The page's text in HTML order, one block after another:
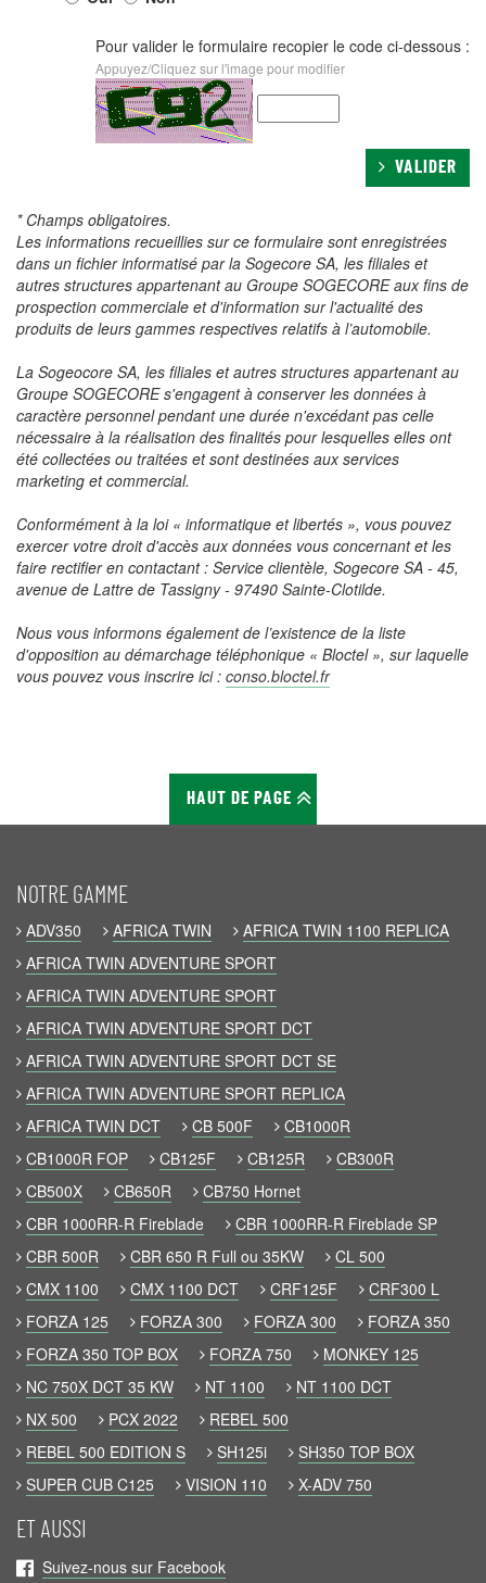
Pour valider le formulaire recopier le code ci-dessous :
Appuyez/Cliquez sur l'image pour modifier
VALIDER
* Champs obligatoires.
Les informations recueillies sur ce formulaire sont enregistrées
dans un fichier informatisé par la Sogecore SA, les filiales et
autres structures appartenant au Groupe SOGECORE aux fins de
prospection commerciale et d'information sur l'actualité des
produits de leurs gammes respectives relatifs à l’automobile.
La Sogeocore SA, les filiales et autres structures appartenant au
Groupe SOGECORE s'engagent à conserver les données à
caractère personnel pendant une durée n'excédant pas celle
nécessaire à la réalisation des finalités pour lesquelles elles ont
été collectées ou traitées et sont destinées aux services
marketing et commercial.
Conformément à la loi « informatique et libertés », vous pouvez
exercer votre droit d'accès aux données vous concernant et les
faire rectifier en contactant : Service clientèle, Sogecore SA - 45,
avenue de Lattre de Tassigny - 97490 Sainte-Clotilde.
Nous vous informons également de l’existence de la liste
d'opposition au démarchage téléphonique « Bloctel », sur laquelle
vous pouvez vous inscrire ici : conso.bloctel.fr
HAUT DE PAGE
NOTRE GAMME
ADV350 AFRICA TWIN
AFRICA TWIN 1100 REPLICA
AFRICA TWIN ADVENTURE SPORT
AFRICA TWIN ADVENTURE SPORT
AFRICA TWIN ADVENTURE SPORT DCT
AFRICA TWIN ADVENTURE SPORT DCT SE
AFRICA TWIN ADVENTURE SPORT REPLICA
AFRICA TWIN DCT
CB 500F
CB1000R
CB1000R FOP
CB125F CB125R
CB300R
CB500X
CB650R
CB750 Hornet
CBR 1000RR-R Fireblade
CBR 1000RR-R Fireblade SP
CBR 500R
CBR 650 R Full ou 35KW
CL 500
CMX 1100
CMX 1100 DCT CRF125F
CRF300 L
FORZA 125
FORZA 300 FORZA 300
FORZA 350
FORZA 350 TOP BOX
FORZA 750
MONKEY 125
NC 750X DCT 35 KW
NT 1100
NT 1100 DCT
NX 500
PCX 2022
REBEL 500
REBEL 500 EDITION S
SH125i
SH350 TOP BOX
SUPER CUB C125
VISION 110 X-ADV 750
ET AUSSI
Suivez-nous sur Facebook